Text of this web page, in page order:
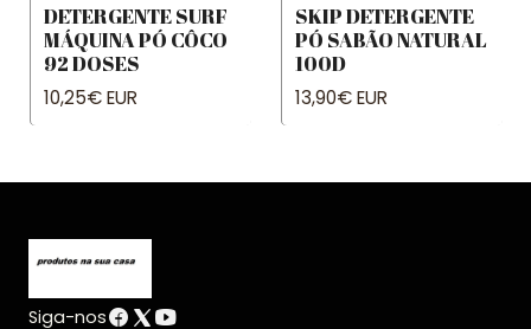
DETERGENTE SURF
MÁQUINA PÓ CÔCO
92 DOSES
10,25€ EUR
SKIP DETERGENTE
PÓ SABÃO NATURAL
100D
13,90€ EUR
Siga-nos